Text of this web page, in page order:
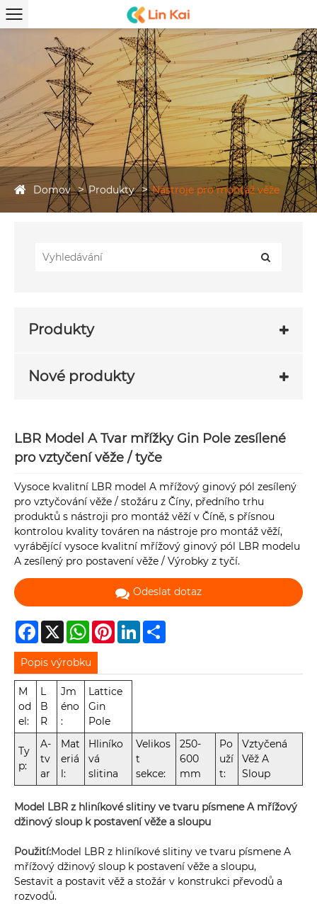
Domov Produkty Nástroje pro montáž věže
Produkty
Nové produkty
LBR Model A Tvar mřížky Gin Pole zesílené
pro vztyčení věže / tyče
Vysoce kvalitní LBR model A mřížový ginový pól zesílený
pro vztyčování věže / stožáru z Číny, předního trhu
produktů s nástroji pro montáž věží v Číně, s přísnou
kontrolou kvality továren na nástroje pro montáž věží,
vyrábějící vysoce kvalitní mřížový ginový pól LBR modelu
A zesílený pro postavení věže / Výrobky z tyčí.
Odeslat dotaz
Facebook
X WhatsAppPinterestLinkedIn
Popis výrobku
M
od
el:
L
B
R
Jm
éno
:
Lattice
Gin
Pole
Ty
p:
A-
tv
ar
Mat
eriá
l:
Hliníko
vá
slitina
Velikos
t
sekce:
250-
600
mm
Po
uží
t:
Vztyčená
Věž A
Sloup
Model LBR z hliníkové slitiny ve tvaru písmene A mřížový
džinový sloup k postavení věže a sloupu
Použití:Model LBR z hliníkové slitiny ve tvaru písmene A
mřížový džinový sloup k postavení věže a sloupu,
Sestavit a postavit věž a stožár v konstrukci převodů a
rozvodů.